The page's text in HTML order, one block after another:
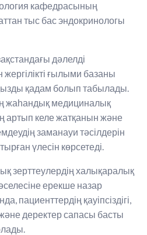
кафедрасының
тыс бас эндокринологы
дәлелді
ғылыми базаны
қадам болып табылады.
жаһандық медициналық
артып келе жатқанын және
заманауи тәсілдерін
үлесін көрсетеді.
зерттеулердің халықаралық
ерекше назар
пациенттердің қауіпсіздігі,
деректер сапасы басты